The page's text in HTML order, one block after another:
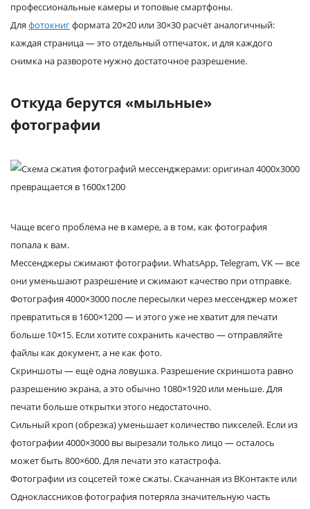
профессиональные камеры и топовые смартфоны.
Для фотокнигформата 20×20 или 30×30 расчёт аналогичный:
каждая страница — это отдельный отпечаток, и для каждого
снимка на развороте нужно достаточное разрешение.
Откуда берутся «мыльные»
фотографии
Чаще всего проблема не в камере, а в том, как фотография
попала к вам.
Мессенджеры сжимают фотографии. WhatsApp, Telegram, VK — все
они уменьшают разрешение и сжимают качество при отправке.
Фотография 4000×3000 после пересылки через мессенджер может
превратиться в 1600×1200 — и этого уже не хватит для печати
больше 10×15. Если хотите сохранить качество — отправляйте
файлы как документ, а не как фото.
Скриншоты — ещё одна ловушка. Разрешение скриншота равно
разрешению экрана, а это обычно 1080×1920 или меньше. Для
печати больше открытки этого недостаточно.
Сильный кроп (обрезка) уменьшает количество пикселей. Если из
фотографии 4000×3000 вы вырезали только лицо — осталось
может быть 800×600. Для печати это катастрофа.
Фотографии из соцсетей тоже сжаты. Скачанная из ВКонтакте или
Одноклассников фотография потеряла значительную часть